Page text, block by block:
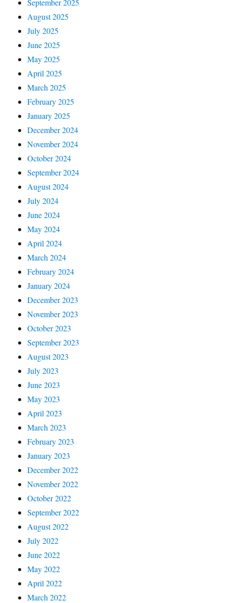
August 2025
July 2025
June 2025
May 2025
April 2025
March 2025
February 2025
January 2025
December 2024
November 2024
October 2024
September 2024
August 2024
July 2024
June 2024
May 2024
April 2024
March 2024
February 2024
January 2024
December 2023
November 2023
October 2023
September 2023
August 2023
July 2023
June 2023
May 2023
April 2023
March 2023
February 2023
January 2023
December 2022
November 2022
October 2022
September 2022
August 2022
July 2022
June 2022
May 2022
April 2022
March 2022